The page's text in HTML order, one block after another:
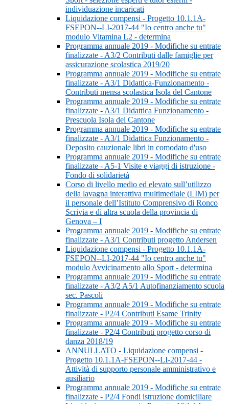
individuazione incaricati
Liquidazione compensi - Progetto 10.1.1A-
FSEPON--LI-2017-44 "Io centro anche tu"
modulo Vitamina L2 - determina
Programma annuale 2019 - Modifiche su entrate
finalizzate - A3/2 Contributi dalle famiglie per
assicurazione scolastica 2019/20
Programma annuale 2019 - Modifiche su entrate
finalizzate - A3/1 Didattica-Funzionamento -
Contributi mensa scolastica Isola del Cantone
Programma annuale 2019 - Modifiche su entrate
finalizzate - A3/1 Didattica Funzionamento -
Prescuola Isola del Cantone
Programma annuale 2019 - Modifiche su entrate
finalizzate - A3/1 Didattica Funzionamento -
Deposito cauzionale libri in comodato d'uso
Programma annuale 2019 - Modifiche su entrate
finalizzate - A5-1 Visite e viaggi di istruzione -
Fondo di solidarietà
Corso di livello medio ed elevato sull’utilizzo
della lavagna interattiva multimediale (LIM) per
il personale dell’Istituto Comprensivo di Ronco
Scrivia e di altra scuola della provincia di
Genova – I
Programma annuale 2019 - Modifiche su entrate
finalizzate - A3/1 Contributi progetto Andersen
Liquidazione compensi - Progetto 10.1.1A-
FSEPON--LI-2017-44 "Io centro anche tu"
modulo Avvicinamento allo Sport - determina
Programma annuale 2019 - Modifiche su entrate
finalizzate - A3/2 A5/1 Autofinanziamento scuola
sec. Pascoli
Programma annuale 2019 - Modifiche su entrate
finalizzate - P2/4 Contributi Esame Trinity
Programma annuale 2019 - Modifiche su entrate
finalizzate - P2/4 Contributi progetto corso di
danza 2018/19
ANNULLATO - Liquidazione compensi -
Progetto 10.1.1A-FSEPON--LI-2017-44 -
Attività di supporto personale amministrativo e
ausiliario
Programma annuale 2019 - Modifiche su entrate
finalizzate - P2/4 Fondi istruzione domiciliare